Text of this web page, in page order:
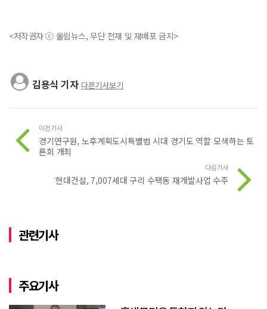
<저작권자 ⓒ 울림뉴스, 무단 전재 및 재배포 금지>
김용식 기자 다른기사보기
이전기사
경기연구원, 노후계획도시특별법 시대 경기도 역할 모색하는 토
론회 개최
다음기사
현대건설, 7,007세대 구리 수택동 재개발사업 수주
관련기사
주요기사